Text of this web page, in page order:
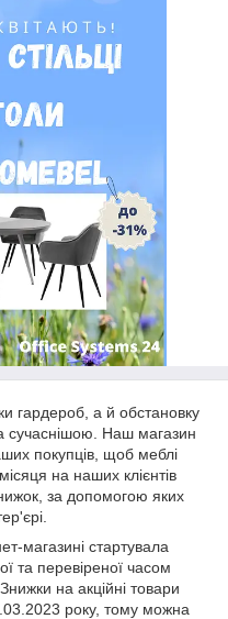
гардероб, а й обстановку
сучаснішою. Наш магазин
покупців, щоб меблі
на наших клієнтів
за допомогою яких
магазині стартувала
та перевіреної часом
на акційні товари
року, тому можна